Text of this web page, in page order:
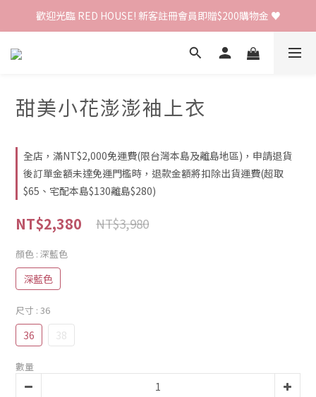
歡迎光臨 RED HOUSE! 新客註冊會員即贈$200購物金 ♥
歡迎光臨 RED HOUSE! 新客註冊會員即贈$200購物金 ♥
全館單筆訂單滿 $2000 免運 🚚
甜美小花澎澎袖上衣
全店，滿NT$2,000免運費(限台灣本島及離島地區)，申請退貨
後訂單金額未達免運門檻時，退款金額將扣除出貨運費(超取
$65、宅配本島$130離島$280)
NT$2,380 NT$3,980
顏色 : 深藍色
深藍色
尺寸 : 36
36 38
數量